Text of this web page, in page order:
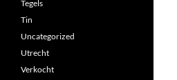
Tegels
Tin
Uncategorized
Utrecht
Verkocht